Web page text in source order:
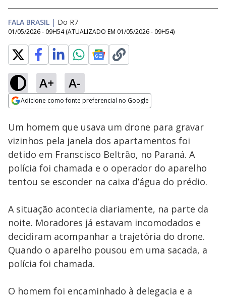
FALA BRASIL | Do R7
01/05/2026 - 09H54 (ATUALIZADO EM 01/05/2026 - 09H54)
A+ A-
Adicione como fonte preferencial no Google
Ativar
Loaded
57.98%
Um homem que usava um drone para gravar
vizinhos pela janela dos apartamentos foi
detido em Franscisco Beltrão, no Paraná. A
polícia foi chamada e o operador do aparelho
tentou se esconder na caixa d’água do prédio.
A situação acontecia diariamente, na parte da
noite. Moradores já estavam incomodados e
decidiram acompanhar a trajetória do drone.
Quando o aparelho pousou em uma sacada, a
polícia foi chamada.
O homem foi encaminhado à delegacia e a